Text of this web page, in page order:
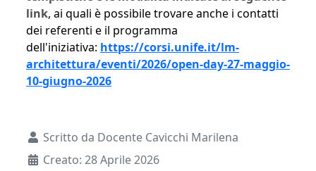
link, ai quali è possibile trovare anche i contatti
dei referenti e il programma
dell'iniziativa: https://corsi.unife.it/lm-
architettura/eventi/2026/open-day-27-maggio-
10-giugno-2026
Dettagli
Scritto da Docente Cavicchi Marilena
Creato: 28 Aprile 2026